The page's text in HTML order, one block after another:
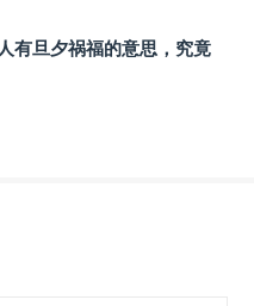
有旦夕祸福的意思，究竟